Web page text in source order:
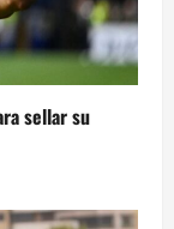
sellar su